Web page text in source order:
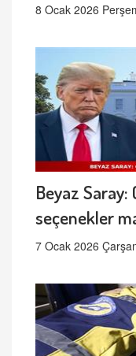
8 Ocak 2026
Beyaz
seçenekler
7 Ocak 2026